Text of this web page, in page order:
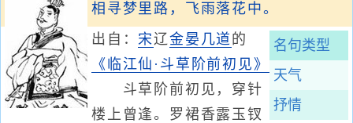
相寻梦里路，飞雨落花中。
名句类型
天气
抒情
出自：宋辽金晏几道 的
《临江仙·斗草阶前初见》
斗草阶前初见，穿针
楼上曾逢。罗裙香露玉钗